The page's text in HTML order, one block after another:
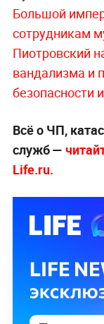
Большой
сотрудникам
Пиотровский
вандализма и
безопасности
Всё о ЧП,
служб —
Life.ru.